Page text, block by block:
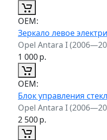
ОЕМ:
Зеркало левое
Opel Antara I
1 000р.
ОЕМ:
Блок управления
Opel Antara I
2 500р.